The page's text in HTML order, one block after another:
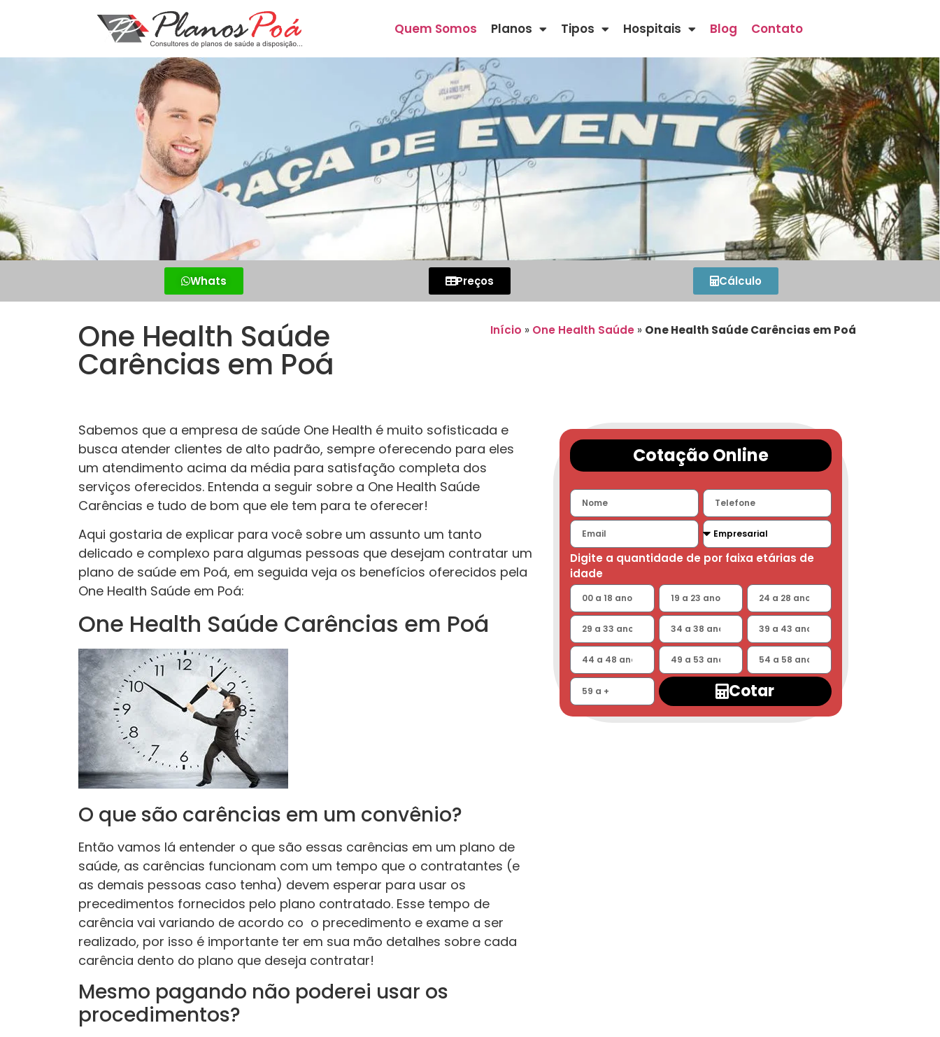
Quem Somos Planos Tipos Hospitais Blog Contato
Whats Preços Cálculo
One Health Saúde
Carências em Poá
Início » One Health Saúde » One Health Saúde Carências em Poá
Sabemos que a empresa de saúde One Health é muito sofisticada e
busca atender clientes de alto padrão, sempre oferecendo para eles
um atendimento acima da média para satisfação completa dos
serviços oferecidos. Entenda a seguir sobre a One Health Saúde
Carências e tudo de bom que ele tem para te oferecer!
Aqui gostaria de explicar para você sobre um assunto um tanto
delicado e complexo para algumas pessoas que desejam contratar um
plano de saúde em Poá, em seguida veja os benefícios oferecidos pela
One Health Saúde em Poá:
One Health Saúde Carências em Poá
O que são carências em um convênio?
Então vamos lá entender o que são essas carências em um plano de
saúde, as carências funcionam com um tempo que o contratantes (e
as demais pessoas caso tenha) devem esperar para usar os
precedimentos fornecidos pelo plano contratado. Esse tempo de
carência vai variando de acordo co o precedimento e exame a ser
realizado, por isso é importante ter em sua mão detalhes sobre cada
carência dento do plano que deseja contratar!
Mesmo pagando não poderei usar os
procedimentos?
Cotação Online
Digite a quantidade de por faixa etárias de
idade
Cotar